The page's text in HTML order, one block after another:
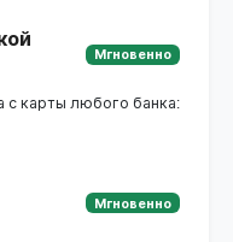
Мгновенно
с карты любого банка:
Мгновенно